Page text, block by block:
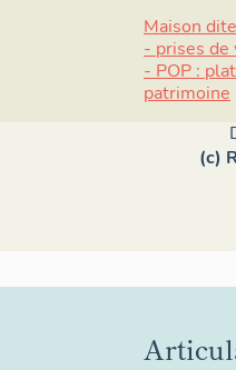
Maison
- prises de
- POP :
patrimoine
(c)